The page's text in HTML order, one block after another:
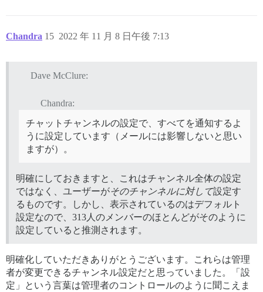
Chandra 2022 年 11 月 8 日午後 7:13
15
Dave McClure:
Chandra:
チャットチャンネルの設定で、すべてを通知するよ
うに設定しています（メールには影響しないと思い
ますが）。
明確にしておきますと、これはチャンネル全体の設定
ではなく、ユーザーがそのチャンネルに対して設定す
るものです。しかし、表示されているのはデフォルト
設定なので、313人のメンバーのほとんどがそのように
設定していると推測されます。
明確化していただきありがとうございます。これらは管理
者が変更できるチャンネル設定だと思っていました。「設
定」という言葉は管理者のコントロールのように聞こえま